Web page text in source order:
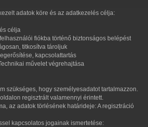
adatok köre és az adatkezelés célja:
célja
fiókba történő biztonságos belépést
titkosítva tároljuk
kapcsolattartás
művelet végrehajtása
szükséges, hogy személyesadatot tartalmazzon.
regisztrált valamennyi érintett.
az adatok törlésének határideje: A regisztráció
kapcsolatos jogainak ismertetése: